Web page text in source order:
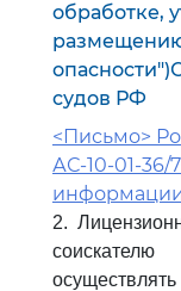
обработке,
размещению
судов РФ
<Письмо>
АС-10-01-36/
2.